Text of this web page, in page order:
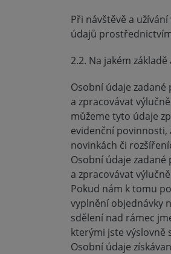
Při návštěvě a
údajů
2.2. Na jakém
Osobní údaje
a zpracovávat
můžeme tyto údaje
evidenční povinnosti,
novinkách či
Osobní údaje
a zpracovávat
Pokud nám k tomu
vyplnění objednávky
sdělení nad rámec
kterými jste výslovně
Osobní údaje